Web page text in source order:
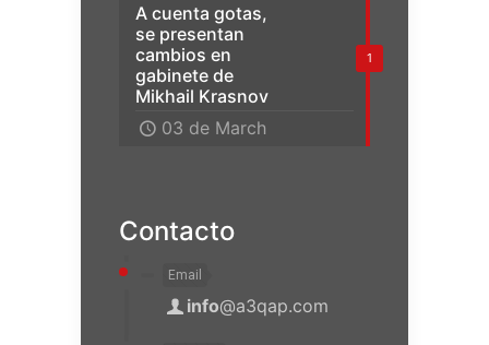
1
A cuenta gotas,
se presentan
cambios en
gabinete de
Mikhail Krasnov
03 de March
Contacto
Email
info@a3qap.com